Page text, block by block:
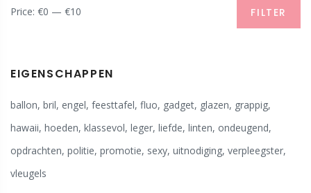
FILTER
Price: €0 — €10
EIGENSCHAPPEN
ballon, bril, engel, feesttafel, fluo, gadget, glazen, grappig,
hawaii, hoeden, klassevol, leger, liefde, linten, ondeugend,
opdrachten, politie, promotie, sexy, uitnodiging, verpleegster,
vleugels